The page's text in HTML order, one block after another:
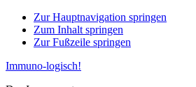
Zur Hauptnavigation springen
Zum Inhalt springen
Zur Fußzeile springen
Immuno-logisch!